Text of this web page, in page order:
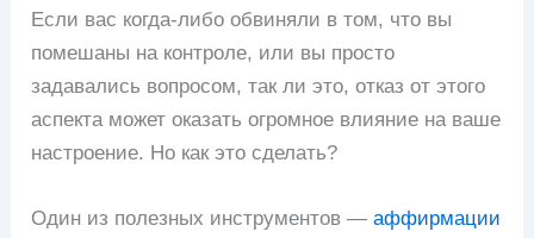
Если вас когда-либо обвиняли в том, что вы
помешаны на контроле, или вы просто
задавались вопросом, так ли это, отказ от этого
аспекта может оказать огромное влияние на ваше
настроение. Но как это сделать?
Один из полезных инструментов —аффирмации